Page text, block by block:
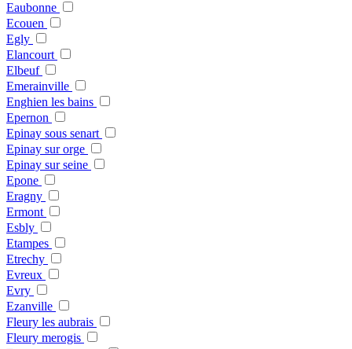
Eaubonne
Ecouen
Egly
Elancourt
Elbeuf
Emerainville
Enghien les bains
Epernon
Epinay sous senart
Epinay sur orge
Epinay sur seine
Epone
Eragny
Ermont
Esbly
Etampes
Etrechy
Evreux
Evry
Ezanville
Fleury les aubrais
Fleury merogis